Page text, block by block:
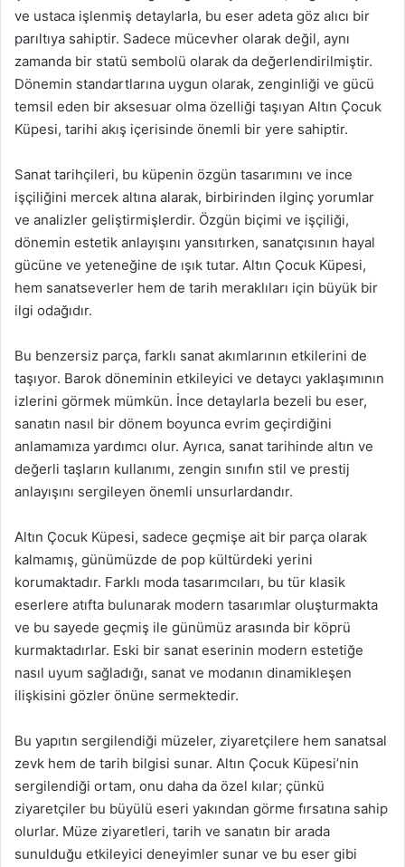
ve ustaca işlenmiş detaylarla, bu eser adeta göz alıcı bir
parıltıya sahiptir. Sadece mücevher olarak değil, aynı
zamanda bir statü sembolü olarak da değerlendirilmiştir.
Dönemin standartlarına uygun olarak, zenginliği ve gücü
temsil eden bir aksesuar olma özelliği taşıyan Altın Çocuk
Küpesi, tarihi akış içerisinde önemli bir yere sahiptir.
Sanat tarihçileri, bu küpenin özgün tasarımını ve ince
işçiliğini mercek altına alarak, birbirinden ilginç yorumlar
ve analizler geliştirmişlerdir. Özgün biçimi ve işçiliği,
dönemin estetik anlayışını yansıtırken, sanatçısının hayal
gücüne ve yeteneğine de ışık tutar. Altın Çocuk Küpesi,
hem sanatseverler hem de tarih meraklıları için büyük bir
ilgi odağıdır.
Bu benzersiz parça, farklı sanat akımlarının etkilerini de
taşıyor. Barok döneminin etkileyici ve detaycı yaklaşımının
izlerini görmek mümkün. İnce detaylarla bezeli bu eser,
sanatın nasıl bir dönem boyunca evrim geçirdiğini
anlamamıza yardımcı olur. Ayrıca, sanat tarihinde altın ve
değerli taşların kullanımı, zengin sınıfın stil ve prestij
anlayışını sergileyen önemli unsurlardandır.
Altın Çocuk Küpesi, sadece geçmişe ait bir parça olarak
kalmamış, günümüzde de pop kültürdeki yerini
korumaktadır. Farklı moda tasarımcıları, bu tür klasik
eserlere atıfta bulunarak modern tasarımlar oluşturmakta
ve bu sayede geçmiş ile günümüz arasında bir köprü
kurmaktadırlar. Eski bir sanat eserinin modern estetiğe
nasıl uyum sağladığı, sanat ve modanın dinamikleşen
ilişkisini gözler önüne sermektedir.
Bu yapıtın sergilendiği müzeler, ziyaretçilere hem sanatsal
zevk hem de tarih bilgisi sunar. Altın Çocuk Küpesi’nin
sergilendiği ortam, onu daha da özel kılar; çünkü
ziyaretçiler bu büyülü eseri yakından görme fırsatına sahip
olurlar. Müze ziyaretleri, tarih ve sanatın bir arada
sunulduğu etkileyici deneyimler sunar ve bu eser gibi